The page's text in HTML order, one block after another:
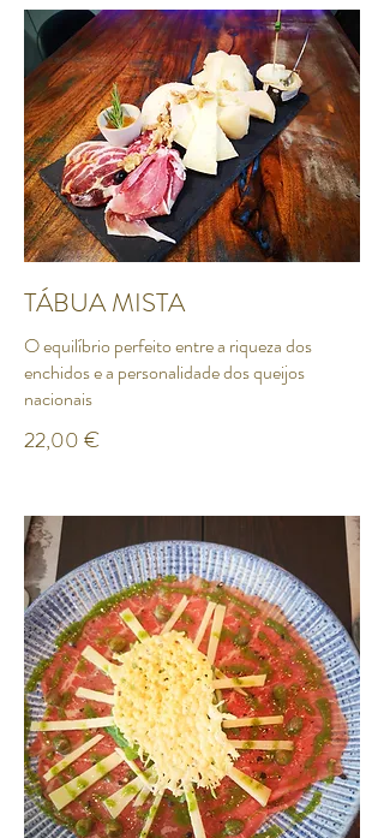
TÁBUA MISTA
O equilíbrio perfeito entre a riqueza dos
enchidos e a personalidade dos queijos
nacionais
22,00 €